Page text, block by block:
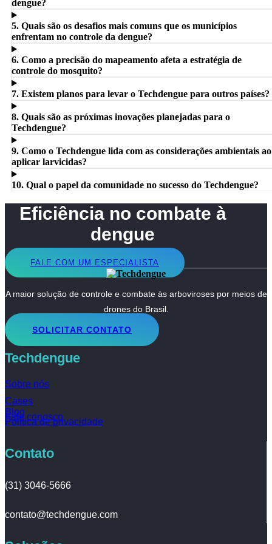
dengue?
5. Quais são os desafios mais comuns que os municípios
enfrentam no controle da dengue?
6. Como a precisão do mapeamento afeta a estratégia de
controle do mosquito?
7. Existem planos para levar o Techdengue para outros países?
8. Quais são as próximas inovações planejadas para o
Techdengue?
9. Como o Techdengue lida com as considerações ambientais ao
aplicar larvicidas?
10. Qual o papel da comunidade no sucesso do Techdengue?
Eficiência no combate à
dengue
FALE COM UM ESPECIALISTA
A maior solução de controle e combate às arboviroses por meios de
drones do Brasil.
SOLICITAR CONTATO
Techdengue
Sobre nós
Cases
Blog
Fale conosco
Política de privacidade
Contato
(31) 3046-5666
contato@techdengue.com